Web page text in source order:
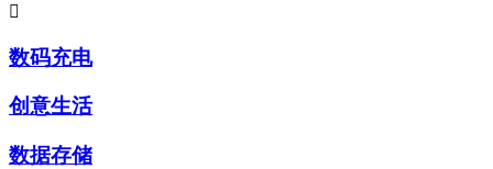

数码充电
创意生活
数据存储